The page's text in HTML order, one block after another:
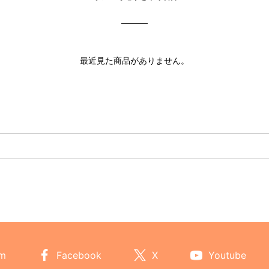
最近見た商品がありません。
Facebook X Youtube